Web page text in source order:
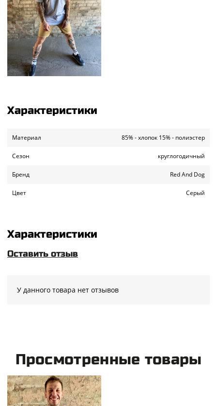
Характеристики
Материал 85% - хлопок 15% - полиэстер
Сезон круглогодичный
Бренд Red And Dog
Цвет Серый
Характеристики
Оставить отзыв
У данного товара нет отзывов
Просмотренные товары